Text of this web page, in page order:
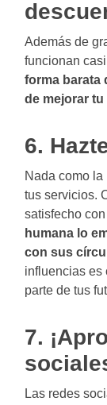
Además de
funcionan
forma barata
de mejorar
6.
Nada como
tus servicios.
satisfecho
humana lo
con sus
influencias es
parte de tus
7.
Las redes